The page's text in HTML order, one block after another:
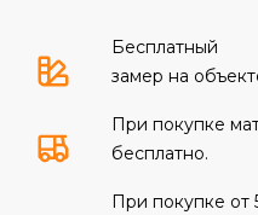
Бесплатный
замер на
При покупке
бесплатно.
При покупке от